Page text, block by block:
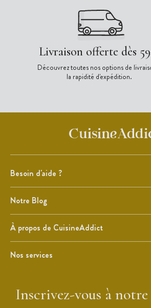
Livraison offerte dès
Découvrez toutes nos options de
la rapidité d'expédition.
Besoin d'aide ?
Notre Blog
À propos de CuisineAddict
Nos services
Inscrivez-vous à